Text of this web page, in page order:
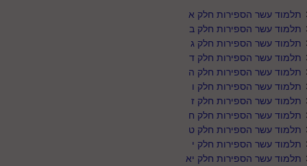
תלמוד עשר הספירות חלק א
תלמוד עשר הספירות חלק ב
תלמוד עשר הספירות חלק ג
תלמוד עשר הספירות חלק ד
תלמוד עשר הספירות חלק ה
תלמוד עשר הספירות חלק ו
תלמוד עשר הספירות חלק ז
תלמוד עשר הספירות חלק ח
תלמוד עשר הספירות חלק ט
תלמוד עשר הספירות חלק י
תלמוד עשר הספירות חלק יא